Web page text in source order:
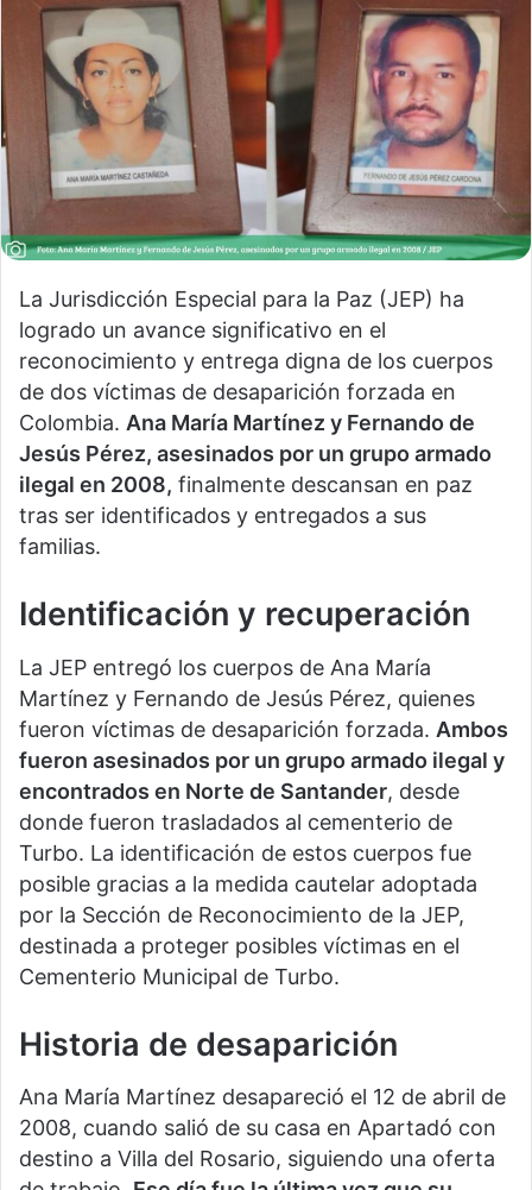
La Jurisdicción Especial para la Paz (JEP) ha
logrado un avance significativo en el
reconocimiento y entrega digna de los cuerpos
de dos víctimas de desaparición forzada en
Colombia. Ana María Martínez y Fernando de
Jesús Pérez, asesinados por un grupo armado
ilegal en 2008, finalmente descansan en paz
tras ser identificados y entregados a sus
familias.
Identificación y recuperación
La JEP entregó los cuerpos de Ana María
Martínez y Fernando de Jesús Pérez, quienes
fueron víctimas de desaparición forzada. Ambos
fueron asesinados por un grupo armado ilegal y
encontrados en Norte de Santander, desde
donde fueron trasladados al cementerio de
Turbo. La identificación de estos cuerpos fue
posible gracias a la medida cautelar adoptada
por la Sección de Reconocimiento de la JEP,
destinada a proteger posibles víctimas en el
Cementerio Municipal de Turbo.
Historia de desaparición
Ana María Martínez desapareció el 12 de abril de
2008, cuando salió de su casa en Apartadó con
destino a Villa del Rosario, siguiendo una oferta